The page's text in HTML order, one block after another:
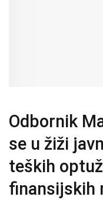
Odbornik
se u žiži
teških
finansijskih